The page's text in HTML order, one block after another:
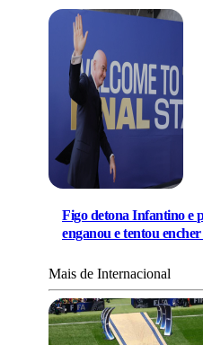
Figo detona Infantino e
enganou e tentou
Mais de Internacional